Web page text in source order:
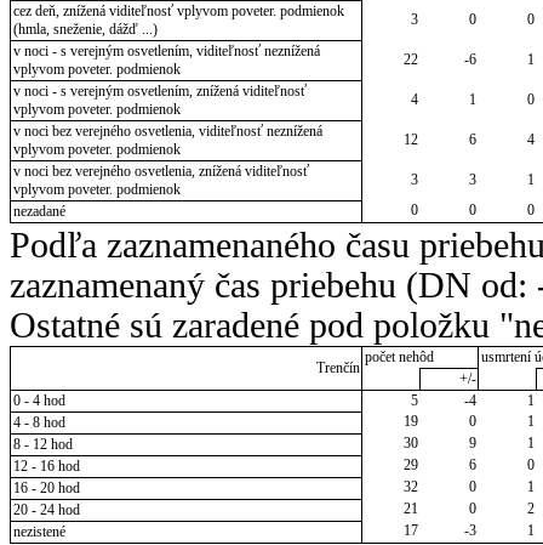
cez deň, znížená viditeľnosť vplyvom poveter. podmienok
(hmla, sneženie, dážď ...)
3 0
0
v noci - s verejným osvetlením, viditeľnosť neznížená
vplyvom poveter. podmienok
22 -6
1
v noci - s verejným osvetlením, znížená viditeľnosť
vplyvom poveter. podmienok
4 1
0
v noci bez verejného osvetlenia, viditeľnosť neznížená
vplyvom poveter. podmienok
12 6
4
v noci bez verejného osvetlenia, znížená viditeľnosť
vplyvom poveter. podmienok
3 3
1
nezadané
0 0 0
Podľa zaznamenaného času
zaznamenaný čas priebehu (DN
Ostatné sú zaradené pod položku
Trenčín
počet nehôd
usmrtení
+/-
0 - 4 hod
5 -4
1
4 - 8 hod
19 0
1
8 - 12 hod
30 9
1
12 - 16 hod
29 6
0
16 - 20 hod
32 0
1
20 - 24 hod
21 0
2
nezistené
17 -3 1